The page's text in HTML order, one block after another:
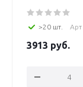
>20 шт. Арт
3913 руб.